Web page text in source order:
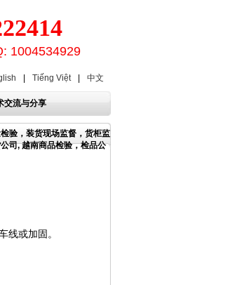
1004534929
Tiếng Việt 中文
交流与分享
验，装货现场监督，货柜监
司, 越南商品检验，检品公
线或加固。